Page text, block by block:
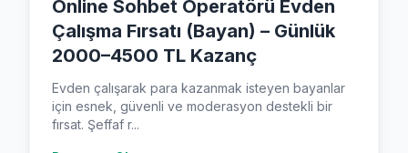
Online Sohbet Operatörü Evden
Çalışma Fırsatı (Bayan) – Günlük
2000–4500 TL Kazanç
Evden çalışarak para kazanmak isteyen bayanlar
için esnek, güvenli ve moderasyon destekli bir
fırsat. Şeffaf r...